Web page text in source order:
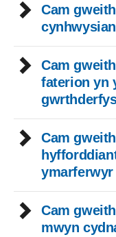
Cam
Cam
faterion yn
Cam
ymarferwyr
Cam
mwyn